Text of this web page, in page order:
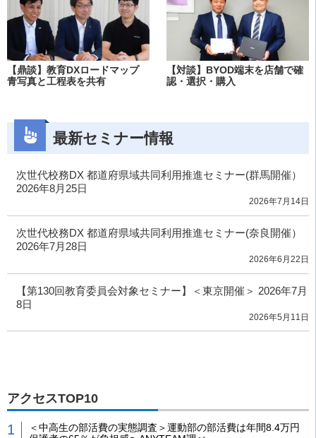
【鼎談】教育DXロードマップ
青写真と工程表を共有
【対談】BYOD端末を店舗で確
認・選択・購入
最新セミナー情報
次世代校務DX 都道府県域共同利用推進セミナー(群馬開催）
2026年8月25日
2026年7月14日
次世代校務DX 都道府県域共同利用推進セミナー(奈良開催）
2026年7月28日
2026年6月22日
【第130回教育委員会対象セミナー】＜東京開催＞ 2026年7月
8日
2026年5月11日
アクセスTOP10
＜中高生の部活費の実態調査＞運動部の部活費は年間8.4万円